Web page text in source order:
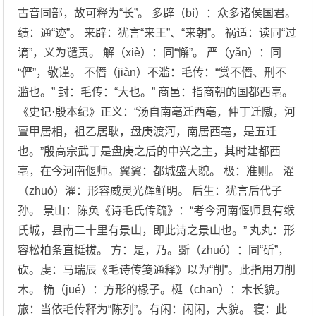
古音同部，故可释为“长”。 多辟（bì）：众多诸侯国君。
绩：通“迹”。 来辟：犹言“来王”、“来朝”。 祸适：读同“过
谪”，义为谴责。 解（xiè）：同“懈”。 严（yǎn）：同
“俨”，敬谨。 不僭（jiàn）不滥：毛传：“赏不僭、刑不
滥也。” 封：毛传：“大也。” 商邑：指商朝的国都西亳。
《史记·殷本纪》正义：“汤自南亳迁西亳，仲丁迁隞，河
亶甲居相，祖乙居耿，盘庚渡河，南居西亳，是五迁
也。”殷高宗武丁是盘庚之后的中兴之主，其时建都西
亳，在今河南偃师。翼翼：都城盛大貌。 极：准则。 濯
（zhuó）濯：形容威灵光辉鲜明。 后生：犹言后代子
孙。 景山：陈奂《诗毛氏传疏》：“考今河南偃师县有缑
氏城，县南二十里有景山，即此诗之景山也。” 丸丸：形
容松柏条直挺拔。 方：是，乃。斲（zhuó）：同“斫”，
砍。虔：马瑞辰《毛诗传笺通释》以为“削”。此指用刀削
木。 桷（jué）：方形的椽子。梃（chān）：木长貌。
旅：当依毛传释为“陈列”。有闲：闲闲，大貌。 寝：此